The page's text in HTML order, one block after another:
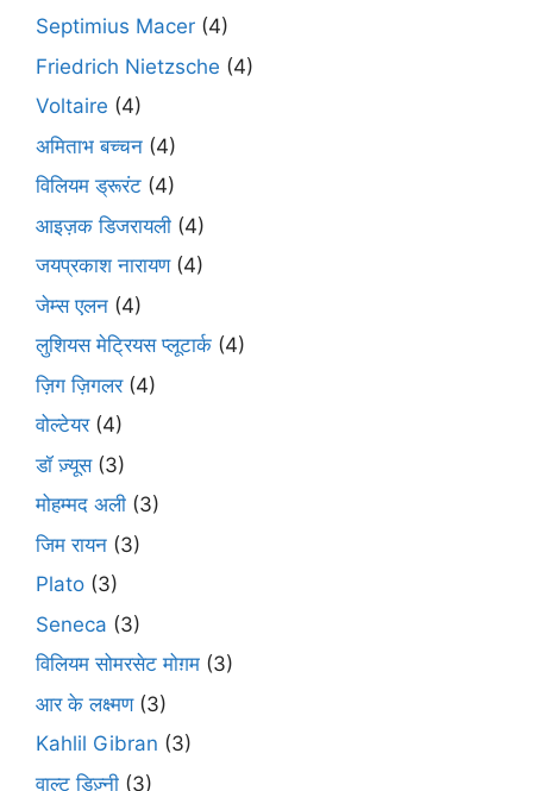
Septimius Macer (4)
Friedrich Nietzsche (4)
Voltaire (4)
अमिताभ बच्चन (4)
विलियम ड्रूरंट (4)
आइज़क डिजरायली (4)
जयप्रकाश नारायण(4)
जेम्स एलन (4)
लुशियस मेट्रियस प्लूटार्क (4)
ज़िग ज़िगलर(4)
वोल्टेयर(4)
डॉ ज़्यूस(3)
मोहम्मद अली (3)
जिम रायन (3)
Plato (3)
Seneca (3)
विलियम सोमरसेट मोग़म (3)
आर के लक्ष्मण(3)
Kahlil Gibran (3)
वाल्ट डिज़्नी (3)